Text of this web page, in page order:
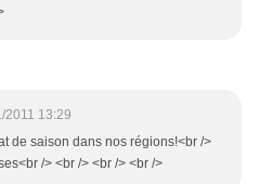
2011 13:29
de saison dans nos régions!<br />
/> <br /> <br /> <br />